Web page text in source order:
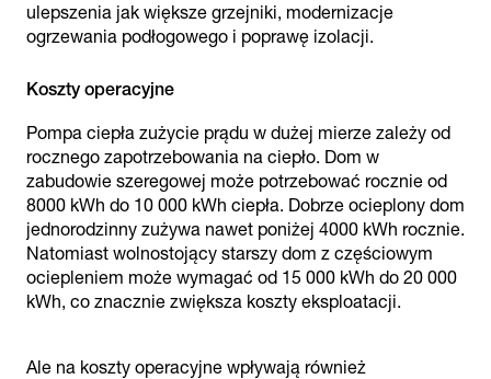
ulepszenia jak większe grzejniki, modernizacje
ogrzewania podłogowego i poprawę izolacji.
Koszty operacyjne
Pompa ciepła zużycie prądu w dużej mierze zależy od
rocznego zapotrzebowania na ciepło. Dom w
zabudowie szeregowej może potrzebować rocznie od
8000 kWh do 10 000 kWh ciepła. Dobrze ocieplony dom
jednorodzinny zużywa nawet poniżej 4000 kWh rocznie.
Natomiast wolnostojący starszy dom z częściowym
ociepleniem może wymagać od 15 000 kWh do 20 000
kWh, co znacznie zwiększa koszty eksploatacji.
Ale na koszty operacyjne wpływają również